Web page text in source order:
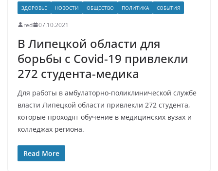
ЗДОРОВЬЕ НОВОСТИ ОБЩЕСТВО ПОЛИТИКА СОБЫТИЯ
red 07.10.2021
В Липецкой области для
борьбы с Covid-19 привлекли
272 студента-медика
Для работы в амбулаторно-поликлинической службе
власти Липецкой области привлекли 272 студента,
которые проходят обучение в медицинских вузах и
колледжах региона.
Read More